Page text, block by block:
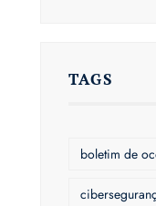
TAGS
boletim de